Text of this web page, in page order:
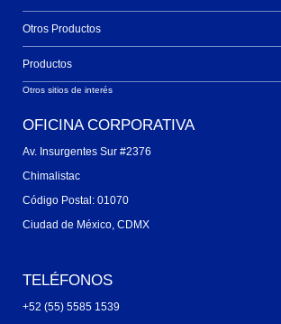
Otros Productos
Productos
Otros sitios de interés
OFICINA CORPORATIVA
Av. Insurgentes Sur #2376
Chimalistac
Código Postal: 01070
Ciudad de México, CDMX
TELÉFONOS
+52 (55) 5585 1539